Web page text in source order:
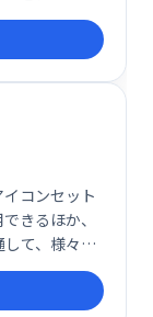
ライベートプ
用でき、デ
洗練された
など様々な
コンセット
きるほか、
て、様々な
率化し、洗
す。